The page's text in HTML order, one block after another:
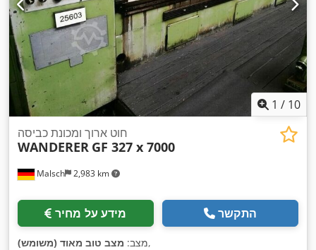
1 / 10
Malsch 2,983 km
חוט ארוך ומכונת כביסה
WANDERER GF 327 x 7000
מידע על מחיר התקשר
מצב: מצב טוב מאוד (משומש) ,